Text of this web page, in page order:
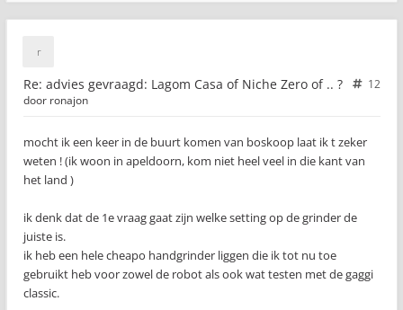
Re: advies gevraagd: Lagom Casa of Niche Zero of .. ?
12
door ronajon
mocht ik een keer in de buurt komen van boskoop laat ik t zeker
weten ! (ik woon in apeldoorn, kom niet heel veel in die kant van
het land )
ik denk dat de 1e vraag gaat zijn welke setting op de grinder de
juiste is.
ik heb een hele cheapo handgrinder liggen die ik tot nu toe
gebruikt heb voor zowel de robot als ook wat testen met de gaggi
classic.